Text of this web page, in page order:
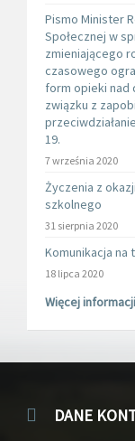
Pismo Minister
Społecznej w
zmieniającego
czasowego
form opieki nad
związku z
19.
7 września 2020
Życzenia z
szkolnego
31 sierpnia 2020
Komunikacja na
18 lipca 2020
Więcej informacji
DANE